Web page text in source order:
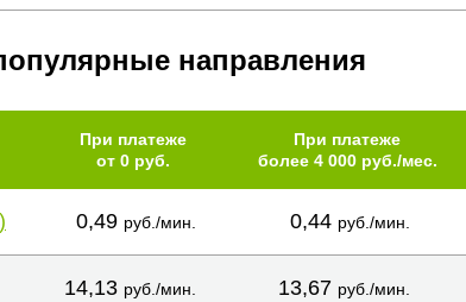
направления
При платеже
от 0 руб.
При платеже
более 4 000 руб./мес.
0,49 руб./мин. 0,44 руб./мин.
14,13 руб./мин. 13,67 руб./мин.